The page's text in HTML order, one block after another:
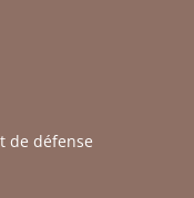
de défense